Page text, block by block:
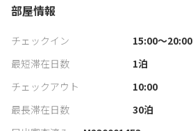
部屋情報
チェックイン
15:00〜20:00
最短滞在日数
1泊
チェックアウト
10:00
最長滞在日数
30泊